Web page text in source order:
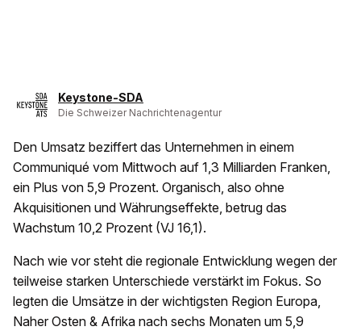
Keystone-SDA
Die Schweizer Nachrichtenagentur
Den Umsatz beziffert das Unternehmen in einem
Communiqué vom Mittwoch auf 1,3 Milliarden Franken,
ein Plus von 5,9 Prozent. Organisch, also ohne
Akquisitionen und Währungseffekte, betrug das
Wachstum 10,2 Prozent (VJ 16,1).
Nach wie vor steht die regionale Entwicklung wegen der
teilweise starken Unterschiede verstärkt im Fokus. So
legten die Umsätze in der wichtigsten Region Europa,
Naher Osten & Afrika nach sechs Monaten um 5,9